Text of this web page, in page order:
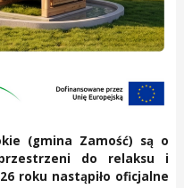
(gmina Zamość) są o
do relaksu i
roku nastąpiło oficjalne